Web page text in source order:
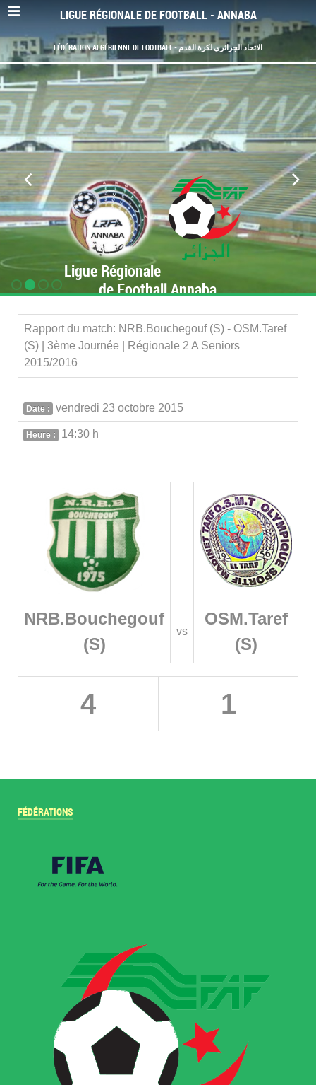
LIGUE RÉGIONALE DE FOOTBALL - ANNABA
FÉDÉRATION ALGÉRIENNE DE FOOTBALL - الاتحاد الجزائري لكرة القدم
Ligue Régionale
de Football Annaba
Rapport du match: NRB.Bouchegouf (S) - OSM.Taref
(S) | 3ème Journée | Régionale 2 A Seniors
2015/2016
Date : vendredi 23 octobre 2015
Heure : 14:30 h
NRB.Bouchegouf
(S)
vs
OSM.Taref
(S)
4 1
FÉDÉRATIONS